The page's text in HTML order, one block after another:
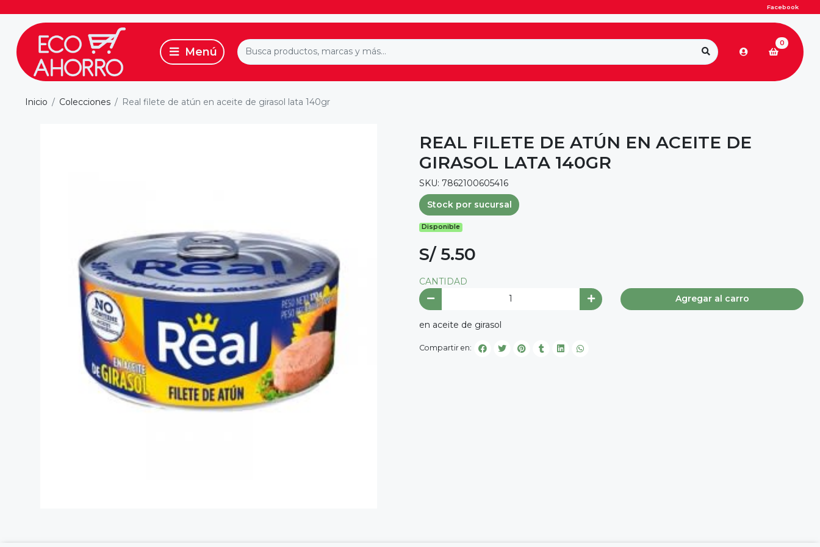
Facebook
0
Inicio Colecciones Real filete de atún en aceite de girasol lata 140gr
REAL FILETE DE ATÚN EN ACEITE DE
GIRASOL LATA 140GR
SKU: 7862100605416
Stock por sucursal
Disponible
S/ 5.50
CANTIDAD
Agregar al carro
en aceite de girasol
Compartir en: